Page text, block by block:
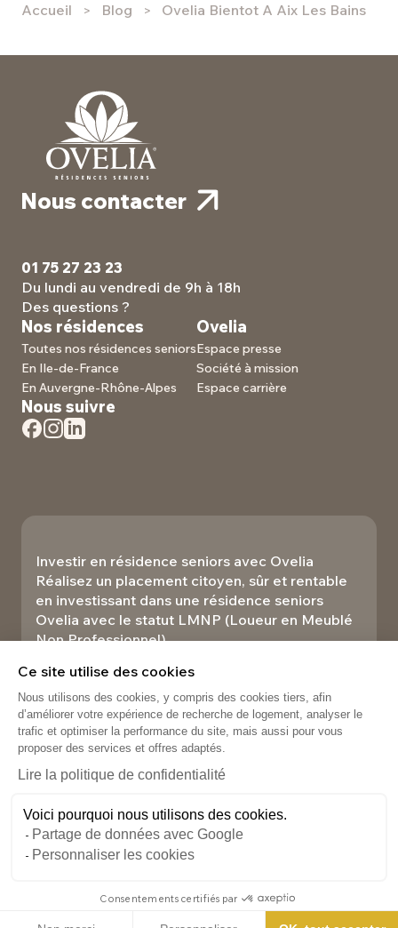
Ce site utilise des cookies
Nous utilisons des cookies, y compris des cookies tiers, afin
d’améliorer votre expérience de recherche de logement, analyser le
trafic et optimiser la performance du site, mais aussi pour vous
proposer des services et offres adaptés.
Lire la politique de confidentialité
Voici pourquoi nous utilisons des cookies.
Partage de données avec Google
Personnaliser les cookies
Consentements certifiés par
Accueil Blog Ovelia Bientot A Aix Les Bains
Nous contacter
01 75 27 23 23
Du lundi au vendredi de 9h à 18h
Des questions ?
Nos résidences
Toutes nos résidences seniors
En Ile-de-France
En Auvergne-Rhône-Alpes
Ovelia
Espace presse
Société à mission
Espace carrière
Nous suivre
Investir en résidence seniors avec Ovelia
Réalisez un placement citoyen, sûr et rentable
en investissant dans une résidence seniors
Ovelia avec le statut LMNP (Loueur en Meublé
Non Professionnel).​
Gestion des cookies